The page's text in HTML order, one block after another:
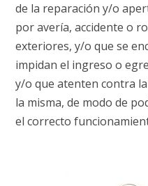
de la reparación y/o
por avería, accidente o
exteriores, y/o que se
impidan el ingreso o
y/o que atenten contra
la misma, de modo de
el correcto